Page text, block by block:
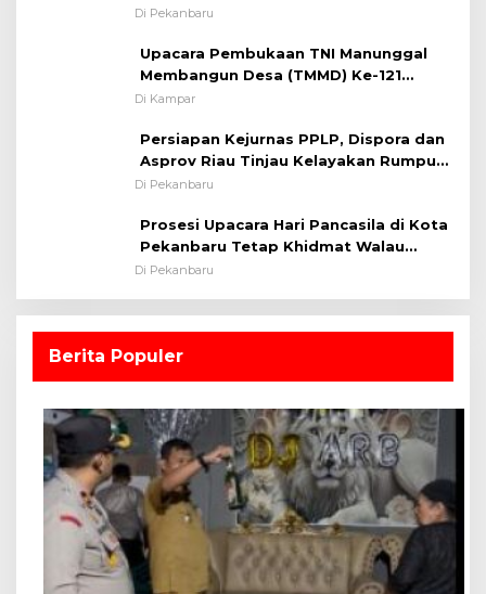
Pesan Edukasi Kamtibmas &
Di Pekanbaru
Upacara Pembukaan TNI Manunggal
Membangun Desa (TMMD) Ke-121
Kodim 0313/KPR Tahun 2024) ?
Di Kampar
Persiapan Kejurnas PPLP, Dispora dan
Asprov Riau Tinjau Kelayakan Rumput
Lapangan Sepakbola
Di Pekanbaru
Prosesi Upacara Hari Pancasila di Kota
Pekanbaru Tetap Khidmat Walau
Dalam Ruangan
Di Pekanbaru
Berita Populer